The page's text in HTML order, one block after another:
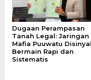
Dugaan Perampasan
Tanah Legal: Jaringan
Mafia Puuwatu
Bermain Rapi dan
Sistematis